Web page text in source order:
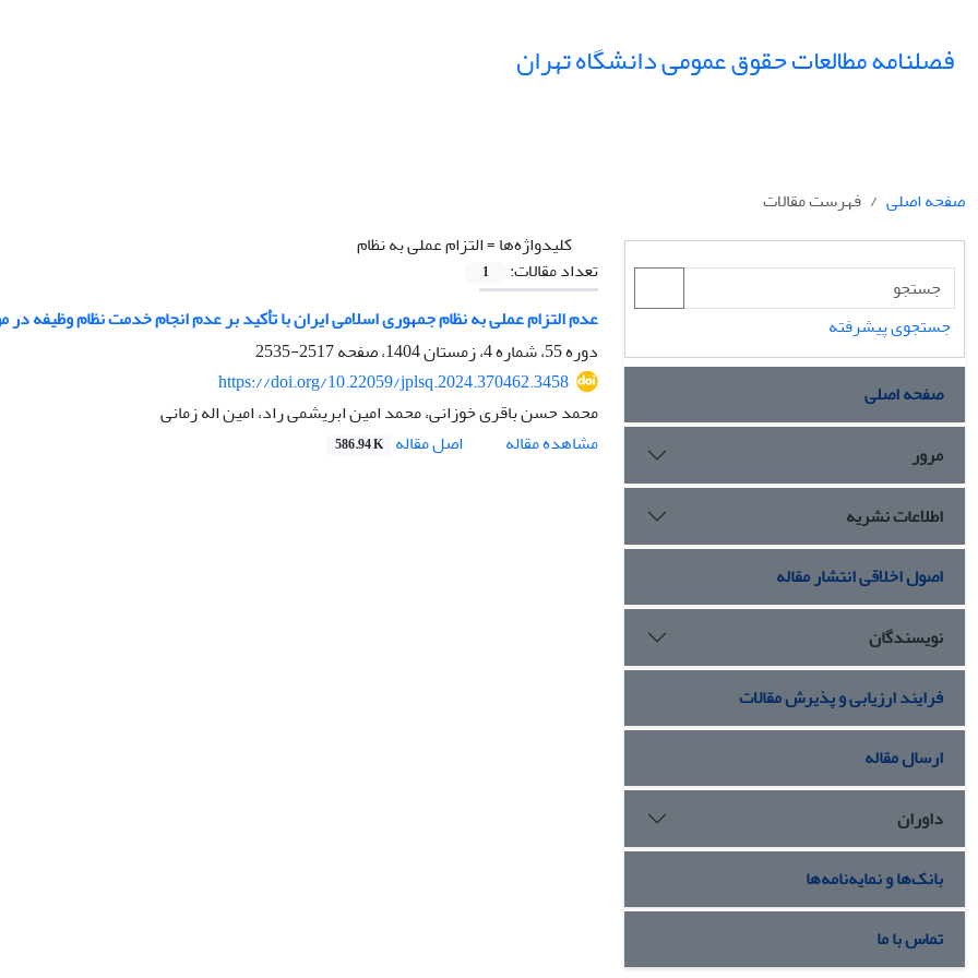
فصلنامه مطالعات حقوق عمومی دانشگاه تهران
صفحه اصلی
فهرست مقالات
کلیدواژه‌ها =التزام عملی به نظام
تعداد مقالات:
1
عدم التزام عملی به نظام جمهوری اسلامی ایران با تأکید بر عدم انجام خدمت نظام وظیفه در
دوره 55، شماره 4، زمستان 1404، صفحه
2517-2535
https://doi.org/10.22059/jplsq.2024.370462.3458
محمد حسن باقری خوزانی، محمد امین ابریشمی راد، امین اله زمانی
مشاهده مقاله
اصل مقاله 586.94 K
جستجوی پیشرفته
صفحه اصلی
مرور
اطلاعات نشریه
اصول اخلاقی انتشار مقاله
نویسندگان
فرایند ارزیابی و پذیرش مقالات
ارسال مقاله
داوران
بانک‌ها و نمایه‌نامه‌ها
تماس با ما